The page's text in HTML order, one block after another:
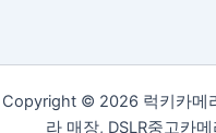
Copyright © 2026 럭키카메
라 매장, DSLR중고카